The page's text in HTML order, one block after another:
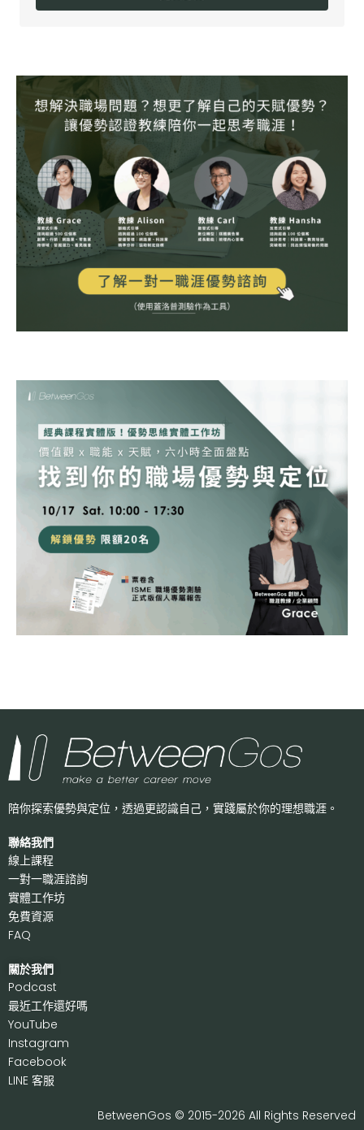
陪你探索優勢與定位，透過更認識自己， 實踐屬於你的理想職涯。
聯絡我們
線上課程
一對一職涯諮詢
實體工作坊
免費資源
FAQ
關於我們
Podcast
最近工作還好嗎
YouTube
Instagram
Facebook
LINE 客服
BetweenGos © 2015-2026 All Rights Reserved